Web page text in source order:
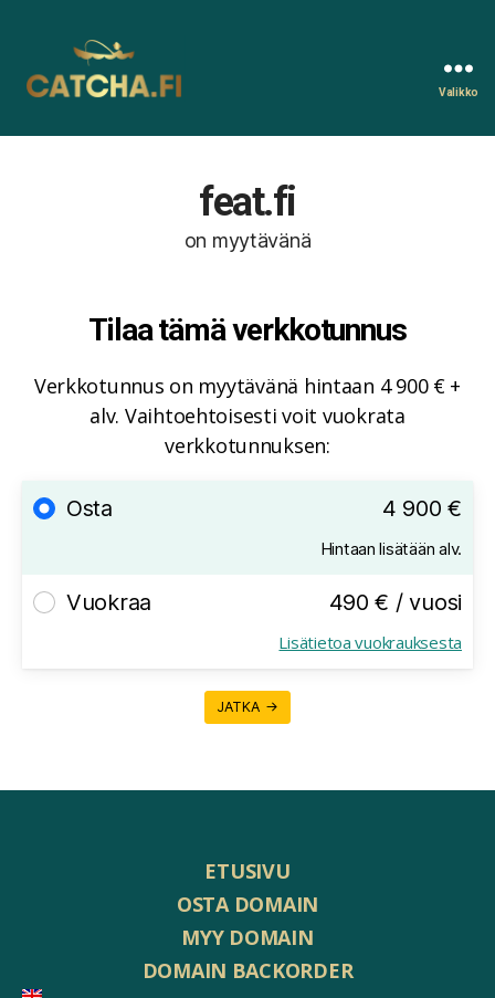
Valikko
feat.fi
on myytävänä
Tilaa tämä verkkotunnus
Verkkotunnus on myytävänä hintaan 4 900 € +
alv. Vaihtoehtoisesti voit vuokrata
verkkotunnuksen:
Osta 4 900 €
Hintaan lisätään alv.
Vuokraa 490 € / vuosi
Lisätietoa vuokrauksesta
JATKA →
ETUSIVU
OSTA DOMAIN
MYY DOMAIN
DOMAIN BACKORDER